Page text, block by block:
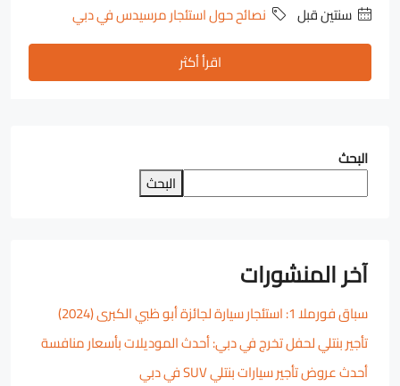
‏سنتين قبل
نصائح حول استئجار مرسيدس في دبي
اقرأ أكثر
البحث
البحث
آخر المنشورات
سباق فورملا 1: استئجار سيارة لجائزة أبو ظبي الكبرى (2024)
تأجير بنتلي لحفل تخرج في دبي: أحدث الموديلات بأسعار منافسة
أحدث عروض تأجير سيارات بنتلي SUV في دبي